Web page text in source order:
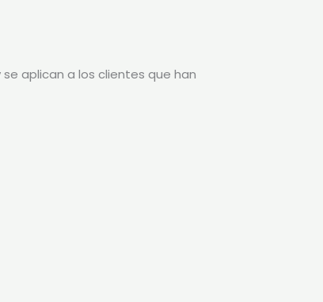
aplican a los clientes que han